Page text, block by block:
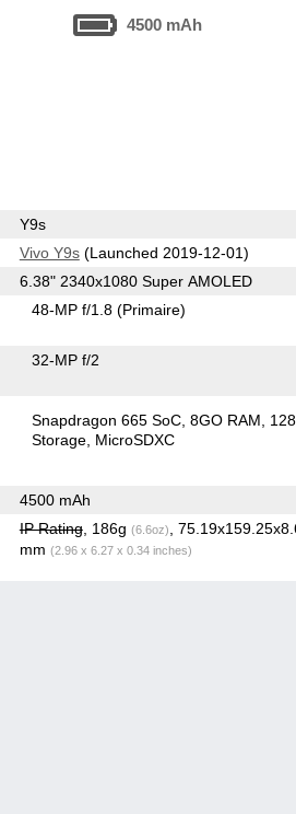
4500 mAh
Y9s
Vivo Y9s(Launched 2019-12-01)
6.38" 2340x1080 Super AMOLED
48-MP f/1.8(Primaire)
32-MP f/2
Snapdragon 665 SoC 8GO RAM
Storage MicroSDXC
4500 mAh
IP Rating, 186g (6.6oz)
,
mm (2.96 x 6.27 x 0.34 inches)